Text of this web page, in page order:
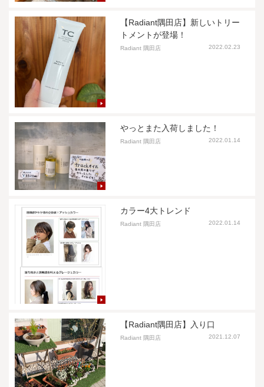
【Radiant隅田店】新しいトリー
トメントが登場！
Radiant 隅田店 2022.02.23
やっとまた入荷しました！
Radiant 隅田店 2022.01.14
カラー4大トレンド
Radiant 隅田店 2022.01.14
【Radiant隅田店】入り口
Radiant 隅田店 2021.12.07